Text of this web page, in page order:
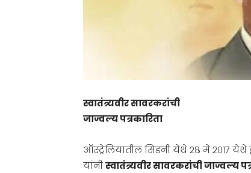
स्वातंत्र्यवीर सावरकरांची
जाज्वल्य पत्रकारिता
ऑस्ट्रेलियातील सिडनी येथे २८ मे २०१७
यांनीस्वातंत्र्यवीर सावरकरांची जाज्वल्य